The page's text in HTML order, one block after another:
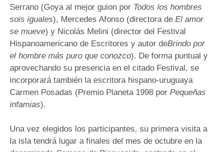
Serrano (Goya al mejor guion por Todos los hombres
sois iguales), Mercedes Afonso (directora de El amor
se mueve) y Nicolás Melini (director del Festival
Hispanoamericano de Escritores y autor deBrindo por
el hombre más puro que conozco). De forma puntual y
aprovechando su presencia en el citado Festival, se
incorporará también la escritora hispano-uruguaya
Carmen Posadas (Premio Planeta 1998 por Pequeñas
infamias).
Una vez elegidos los participantes, su primera visita a
la isla tendrá lugar a finales del mes de octubre en la